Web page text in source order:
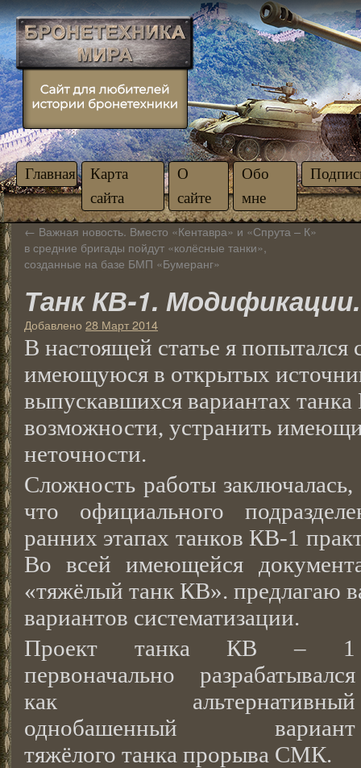
Главная
Карта
сайта
О
сайте
Обо
мне
← Важная новость. Вместо «Кентавра» и «Спрута – К»
в средние бригады пойдут «колёсные танки»,
созданные на базе БМП «Бумеранг»
Танк КВ-1.
Добавлено 28 Март 2014
В настоящей статье я попытался
имеющуюся в открытых
выпускавшихся вариантах
возможности, устранить
неточности.
Сложность работы
что официального
ранних этапах танков КВ-1
Во всей имеющейся
«тяжёлый танк КВ». предлагаю
вариантов систематизации.
Проект танка КВ – 1
первоначально разрабатывался
как альтернативный
однобашенный вариант
тяжёлого танка прорыва СМК.